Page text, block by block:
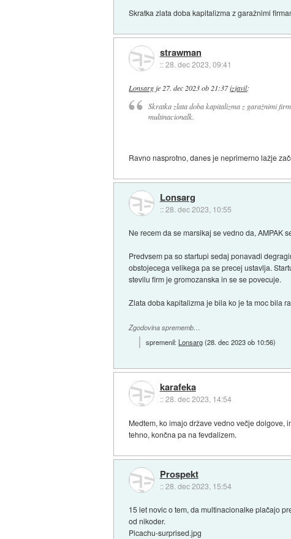
Skratka zlata doba kapitalizma z garažnimi
strawman
::28. dec 2023, 09:41
Lonsarg je 27. dec 2023 ob 21:37izjavil:
Skratka zlata doba kapitalizma z garažnimi
multinacionalk.
Ravno nasprotno, danes je neprimerno lažje
Lonsarg
::28. dec 2023, 10:55
Ne recem da se marsikaj se vedno da, AMPAK
Predvsem pa so startupi sedaj ponavadi
obstojecega velikega pa se precej ustavlja.
stevilu firm je gromozanska in se se povecuje.
Zlata doba kapitalizma je bila ko je ta moc bila
Zgodovina sprememb…
spremenil:Lonsarg(28. dec 2023 ob 10:56)
karafeka
::28. dec 2023, 14:54
Medtem, ko imajo države vedno večje dolgove,
tehno, končna pa na fevdalizem.
Prospekt
::28. dec 2023, 15:54
15 let novic o tem, da multinacionalke plačajo
od nikoder.
Picachu-surprised.jpg